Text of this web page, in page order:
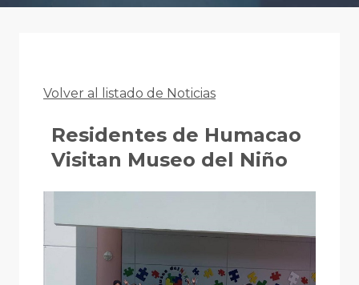
Volver al listado de Noticias
Residentes de Humacao
Visitan Museo del Niño